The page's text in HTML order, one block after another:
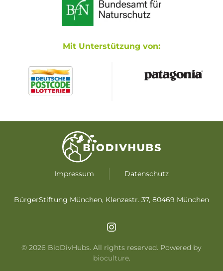
Mit Unterstützung von:
Impressum Datenschutz
BürgerStiftung München, Klenzestr. 37, 80469 München
© 2026 BioDivHubs. All rights reserved. Powered by
bioculture.